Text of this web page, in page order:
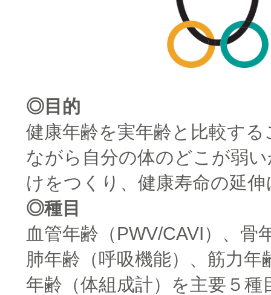
◎目的
健康年齢を実年齢と比較す
ながら自分の体のどこが弱
けをつくり、健康寿命の延
◎種目
血管年齢（PWV/CAVI）、骨
肺年齢（呼吸機能）、筋力年
年齢（体組成計）を主要５種